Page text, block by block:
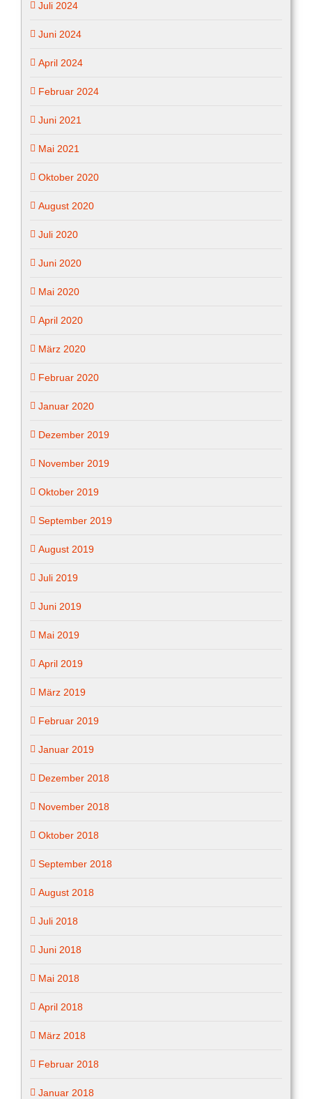
Juli 2024
Juni 2024
April 2024
Februar 2024
Juni 2021
Mai 2021
Oktober 2020
August 2020
Juli 2020
Juni 2020
Mai 2020
April 2020
März 2020
Februar 2020
Januar 2020
Dezember 2019
November 2019
Oktober 2019
September 2019
August 2019
Juli 2019
Juni 2019
Mai 2019
April 2019
März 2019
Februar 2019
Januar 2019
Dezember 2018
November 2018
Oktober 2018
September 2018
August 2018
Juli 2018
Juni 2018
Mai 2018
April 2018
März 2018
Februar 2018
Januar 2018